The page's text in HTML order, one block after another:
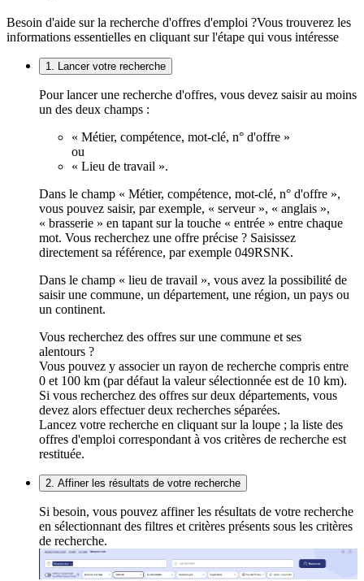
Besoin d'aide sur la recherche d'offres d'emploi ?Vous trouverez les
informations essentielles en cliquant sur l'étape qui vous intéresse
1. Lancer votre recherche
Pour lancer une recherche d'offres, vous devez saisir au moins
un des deux champs :
« Métier, compétence, mot-clé, n° d'offre »
ou
« Lieu de travail ».
Dans le champ « Métier, compétence, mot-clé, n° d'offre »,
vous pouvez saisir, par exemple, « serveur », « anglais »,
« brasserie » en tapant sur la touche « entrée » entre chaque
mot. Vous recherchez une offre précise ? Saisissez
directement sa référence, par exemple 049RSNK.
Dans le champ « lieu de travail », vous avez la possibilité de
saisir une commune, un département, une région, un pays ou
un continent.
Vous recherchez des offres sur une commune et ses
alentours ?
Vous pouvez y associer un rayon de recherche compris entre
0 et 100 km (par défaut la valeur sélectionnée est de 10 km).
Si vous recherchez des offres sur deux départements, vous
devez alors effectuer deux recherches séparées.
Lancez votre recherche en cliquant sur la loupe ; la liste des
offres d'emploi correspondant à vos critères de recherche est
restituée.
2. Affiner les résultats de votre recherche
Si besoin, vous pouvez affiner les résultats de votre recherche
en sélectionnant des filtres et critères présents sous les critères
de recherche.